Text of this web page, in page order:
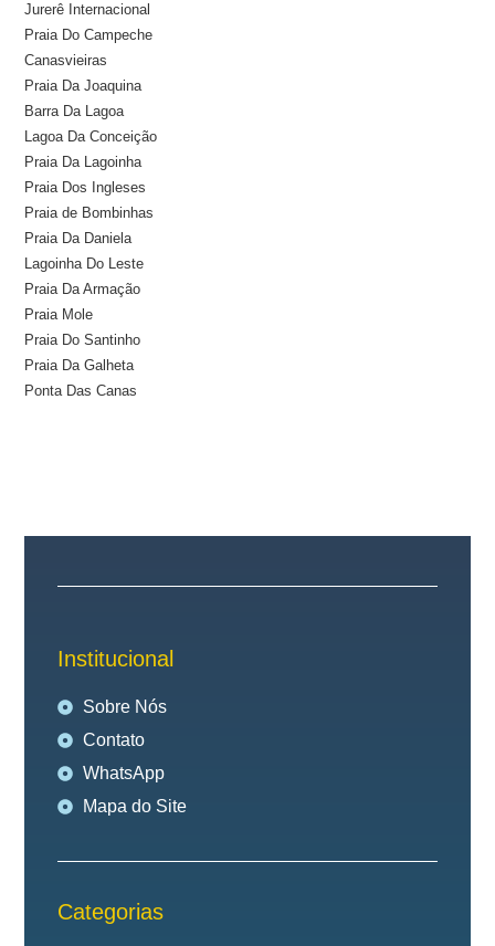
Jurerê Internacional
Praia Do Campeche
Canasvieiras
Praia Da Joaquina
Barra Da Lagoa
Lagoa Da Conceição
Praia Da Lagoinha
Praia Dos Ingleses
Praia de Bombinhas
Praia Da Daniela
Lagoinha Do Leste
Praia Da Armação
Praia Mole
Praia Do Santinho
Praia Da Galheta
Ponta Das Canas
Institucional
Sobre Nós
Contato
WhatsApp
Mapa do Site
Categorias